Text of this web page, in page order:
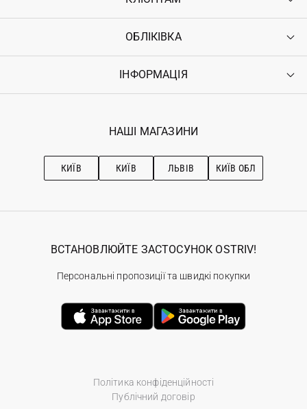
Контакти
Повернення
Гарантія
ОБЛІКІВКА
Увійти
Ostriv Club+
ІНФОРМАЦІЯ
Наші магазини
Рекомендації з догляду
НАШІ МАГАЗИНИ
КИЇВ КИЇВ ЛЬВІВ КИЇВ ОБЛ
Політика конфіденційності
Публічний договір
ВСТАНОВЛЮЙТЕ ЗАСТОСУНОК OSTRIV!
Персональні пропозиції та швидкі покупки